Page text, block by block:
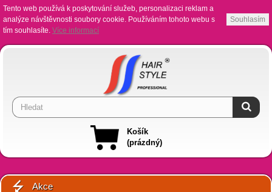
Tento web používá k poskytování služeb, personalizaci reklam a
analýze návštěvnosti soubory cookie. Používáním tohoto webu s
tím souhlasíte. Více informací
Souhlasím
Košík
(prázdný)
Akce